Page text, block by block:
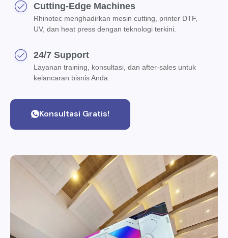
Cutting-Edge Machines
Rhinotec menghadirkan mesin cutting, printer DTF,
UV, dan heat press dengan teknologi terkini.
24/7 Support
Layanan training, konsultasi, dan after-sales untuk
kelancaran bisnis Anda.
Konsultasi Gratis!